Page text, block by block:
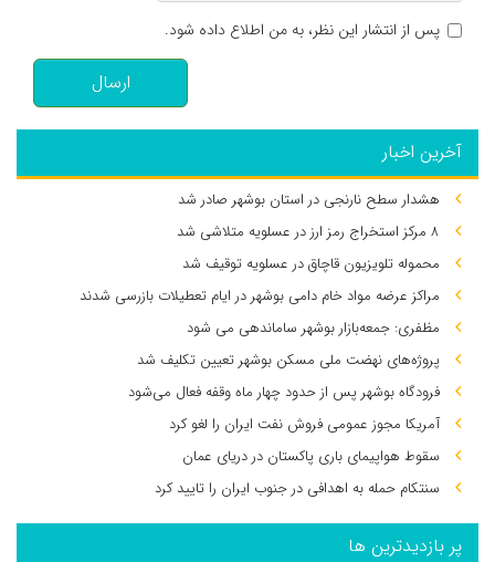
پس از انتشار این نظر، به من اطلاع داده شود.
ارسال
آخرین اخبار
هشدار سطح نارنجی در استان بوشهر صادر شد
۸ مرکز استخراج رمز ارز در عسلویه متلاشی شد
محموله تلویزیون قاچاق در عسلویه توقیف شد
مراکز عرضه مواد خام دامی بوشهر در ایام تعطیلات بازرسی شدند
مظفری: جمعه‌بازار بوشهر ساماندهی می‌ شود
پروژه‌های نهضت ملی مسکن بوشهر تعیین تکلیف شد
فرودگاه بوشهر پس از حدود چهار ماه وقفه فعال می‌شود
آمریکا مجوز عمومی فروش نفت ایران را لغو کرد
سقوط هواپیمای باری پاکستان در دریای عمان
سنتکام حمله به اهدافی در جنوب ایران را تایید کرد
پر بازدیدترین ها